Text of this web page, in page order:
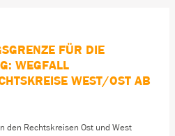
FÜR DIE
WEGFALL
WEST/OST AB
den Rechtskreisen Ost und West